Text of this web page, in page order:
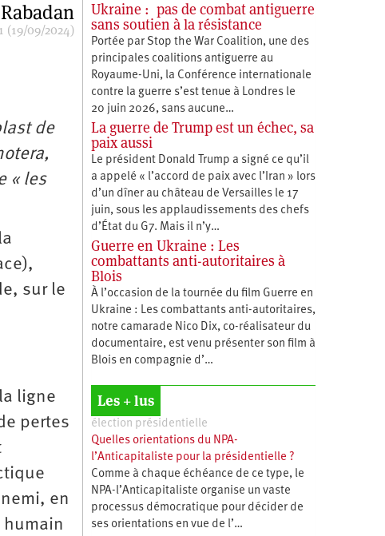
(19/09/2024)
de
« les
sur le
ligne
pertes
en
Ukraine : pas de combat antiguerre
sans soutien à la résistance
Portée par Stop the War Coalition, une des
principales coalitions antiguerre au
Royaume-Uni, la Conférence internationale
contre la guerre s’est tenue à Londres le
20 juin 2026, sans aucune…
La guerre de Trump est un échec, sa
paix aussi
Le président Donald Trump a signé ce qu’il
a appelé « l’accord de paix avec l’Iran » lors
d’un dîner au château de Versailles le 17
juin, sous les applaudissements des chefs
d’État du G7. Mais il n’y…
Guerre en Ukraine : Les
combattants anti-autoritaires à
Blois
À l’occasion de la tournée du film Guerre en
Ukraine : Les combattants anti-autoritaires,
notre camarade Nico Dix, co-réalisateur du
documentaire, est venu présenter son film à
Blois en compagnie d’…
Les + lus
élection présidentielle
Quelles orientations du NPA-
l’Anticapitaliste pour la présidentielle ?
Comme à chaque échéance de ce type, le
NPA-l’Anticapitaliste organise un vaste
processus démocratique pour décider de
ses orientations en vue de l’…